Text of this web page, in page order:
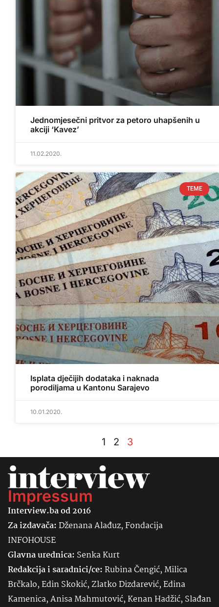
Jednomjesečni pritvor za petoro uhapšenih u
akciji ‘Kavez’
11.02.2020.
TEME
Isplata dječijih dodataka i naknada
porodiljama u Kantonu Sarajevo
10.01.2020.
1 2 3
Impressum
Interview.ba od 2016
Za izdavača:Dženana Alađuz, Fondacija
INFOHOUSE
Glavna urednica: SenkaKurt
Redakcija i saradnici/ce:Rubina Čengić, Milica
Brčkalo, Edin Skokić, Zlatko Dizdarević, Edina
Kamenica, Anisa Mahmutović, Kenan Hadžić, Slađan